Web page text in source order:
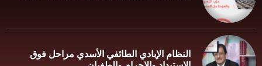
النظام الإبادي الطائفي الأسدي مراحل فوق